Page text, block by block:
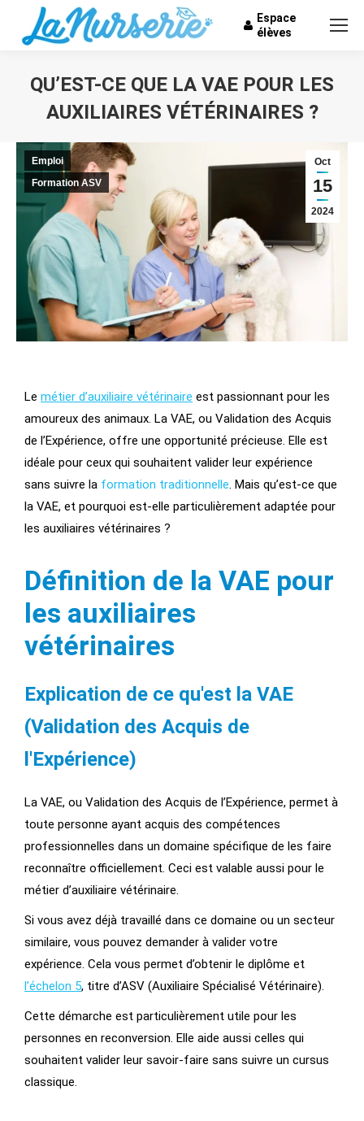
Espace
élèves
QU’EST-CE QUE LA VAE POUR LES
AUXILIAIRES VÉTÉRINAIRES ?
Oct
15
2024
Emploi
Formation ASV
Le métier d’auxiliaire vétérinaire est passionnant pour les
amoureux des animaux. La VAE, ou Validation des Acquis
de l’Expérience, offre une opportunité précieuse. Elle est
idéale pour ceux qui souhaitent valider leur expérience
sans suivre la formation traditionnelle. Mais qu’est-ce que
la VAE, et pourquoi est-elle particulièrement adaptée pour
les auxiliaires vétérinaires ?
Définition de la VAE pour
les auxiliaires
vétérinaires
Explication de ce qu'est la VAE
(Validation des Acquis de
l'Expérience)
La VAE, ou Validation des Acquis de l’Expérience, permet à
toute personne ayant acquis des compétences
professionnelles dans un domaine spécifique de les faire
reconnaître officiellement. Ceci est valable aussi pour le
métier d’auxiliaire vétérinaire.
Si vous avez déjà travaillé dans ce domaine ou un secteur
similaire, vous pouvez demander à valider votre
expérience. Cela vous permet d’obtenir le diplôme et
l’échelon 5, titre d’ASV (Auxiliaire Spécialisé Vétérinaire).
Cette démarche est particulièrement utile pour les
personnes en reconversion. Elle aide aussi celles qui
souhaitent valider leur savoir-faire sans suivre un cursus
classique.